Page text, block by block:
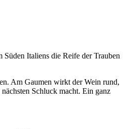
Italiens die Reife der Trauben
Am Gaumen wirkt der Wein rund,
Schluck macht. Ein ganz